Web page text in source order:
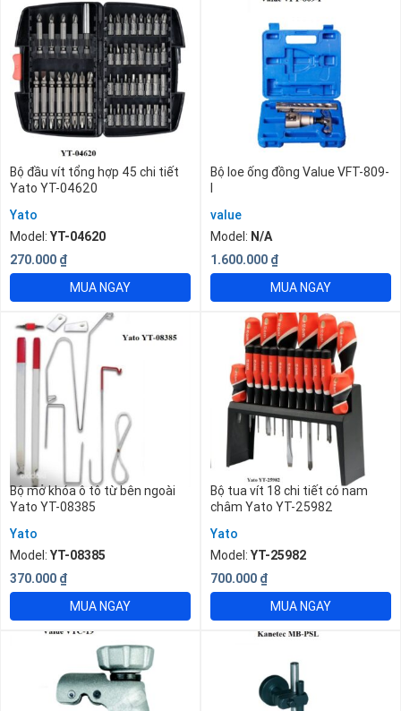
Bộ đầu vít tổng hợp 45 chi tiết
Yato YT-04620
Yato
Model: YT-04620
270.000 ₫
MUA NGAY
Bộ loe ống đồng Value VFT-809-
I
value
Model: N/A
1.600.000 ₫
MUA NGAY
Bộ mở khóa ô tô từ bên ngoài
Yato YT-08385
Yato
Model: YT-08385
370.000 ₫
MUA NGAY
Bộ tua vít 18 chi tiết có nam
châm Yato YT-25982
Yato
Model: YT-25982
700.000 ₫
MUA NGAY